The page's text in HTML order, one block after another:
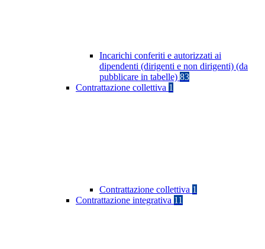
Incarichi conferiti e autorizzati ai
dipendenti (dirigenti e non dirigenti) (da
pubblicare in tabelle) 83
Contrattazione collettiva 1
Contrattazione collettiva 1
Contrattazione integrativa 11